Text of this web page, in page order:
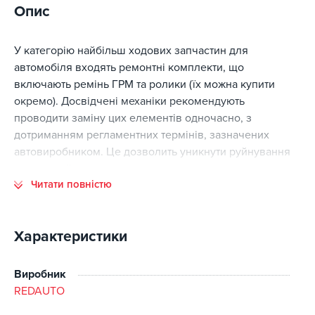
Опис
У категорію найбільш ходових запчастин для
автомобіля входять ремонтні комплекти, що
включають ремінь ГРМ та ролики (їх можна купити
окремо). Досвідчені механіки рекомендують
проводити заміну цих елементів одночасно, з
дотриманням регламентних термінів, зазначених
автовиробником. Це дозволить уникнути руйнування
оригінальним комплектуючим за технічними
умови експлуатації авто. Готові ролики проходять
технічний контроль та тестуються на спеціальному
Читати повністю
Характеристики
Виробник
REDAUTO